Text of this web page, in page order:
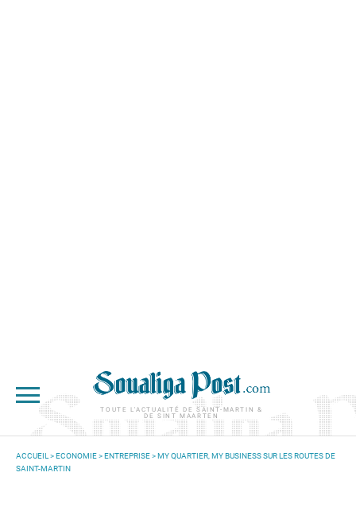
TOUTE L'ACTUALITÉ DE SAINT-MARTIN &
DE SINT MAARTEN
VOUS ÊTES ICI
ACCUEIL >ECONOMIE>ENTREPRISE> MY QUARTIER, MY BUSINESS SUR LES ROUTES DE
SAINT-MARTIN